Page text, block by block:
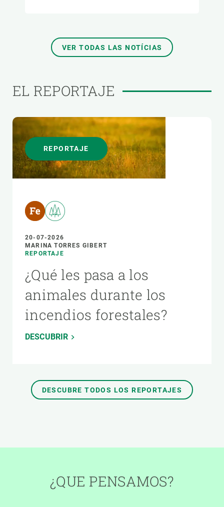
VER TODAS LAS NOTÍCIAS
EL REPORTAJE
REPORTAJE
20-07-2026
MARINA TORRES GIBERT
REPORTAJE
¿Qué les pasa a los
animales durante los
incendios forestales?
DESCUBRIR
DESCUBRE TODOS LOS REPORTAJES
¿QUE PENSAMOS?